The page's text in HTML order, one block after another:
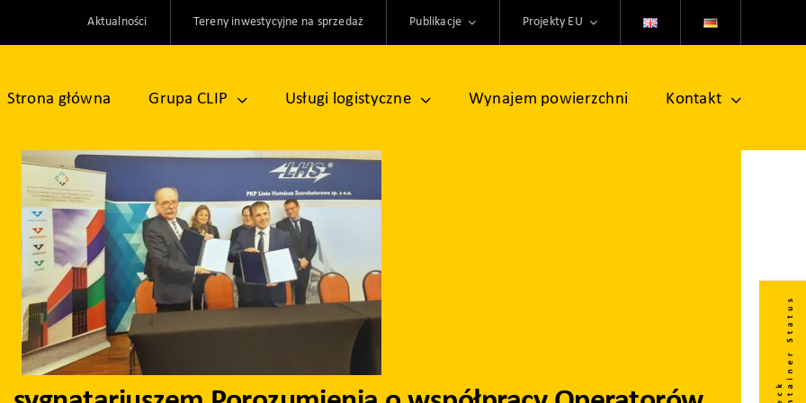
Aktualności Tereny inwestycyjne na sprzedaż Publikacje Projekty EU
Strona główna Grupa CLIP Usługi logistyczne Wynajem powierzchni Kontakt